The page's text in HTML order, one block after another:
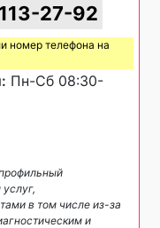
27-92
номер телефона на
Пн-Сб 08:30-
в том числе из-за
и